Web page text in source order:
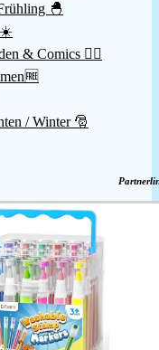
🐣
☀️
& Comics 🦸‍♂️
/ Winter 🎅